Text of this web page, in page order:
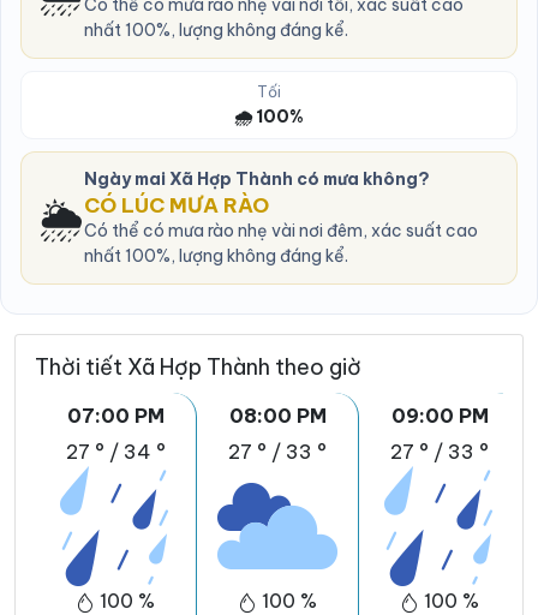
Có thể có mưa rào nhẹ vài nơi tối, xác suất cao
nhất 100%, lượng không đáng kể.
Tối
🌧️ 100%
🌦️
Ngày mai Xã Hợp Thành có mưa không?
CÓ LÚC MƯA RÀO
Có thể có mưa rào nhẹ vài nơi đêm, xác suất cao
nhất 100%, lượng không đáng kể.
Thời tiết Xã Hợp Thành theo giờ
07:00 PM
27 ° / 34 °
100 %
08:00 PM
27 ° / 33 °
100 %
09:00 PM
27 ° / 33 °
100 %